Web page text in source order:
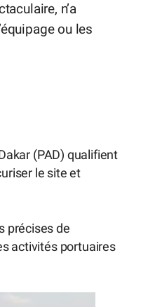
n’a
ou les
(PAD) qualifient
le site et
précises de
activités portuaires